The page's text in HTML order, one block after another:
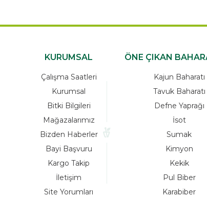
KURUMSAL
Çalışma Saatleri
Kurumsal
Bitki Bilgileri
Mağazalarımız
Bizden Haberler
Bayi Başvuru
Kargo Takip
İletişim
Site Yorumları
ÖNE ÇIKAN
Kajun Baharatı
Tavuk Baharatı
Defne Yaprağı
İsot
Sumak
Kimyon
Kekik
Pul Biber
Karabiber